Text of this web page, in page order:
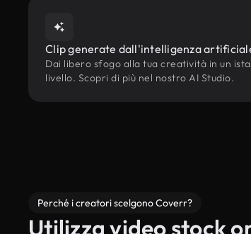
Clip generate dall'intelligenza
Dai libero sfogo alla tua creatività in un
livello. Scopri di più nel nostro AI Studio.
Perché i creatori scelgono Coverr?
Utilizza video stock